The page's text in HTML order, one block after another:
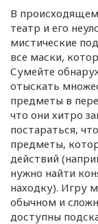
В происходящем
театр и его
мистические
все маски,
Сумейте
отыскать
предметы в
что они хитро
постараться,
предметы,
действий
нужно найти
находку). Игру
обычном и
доступны